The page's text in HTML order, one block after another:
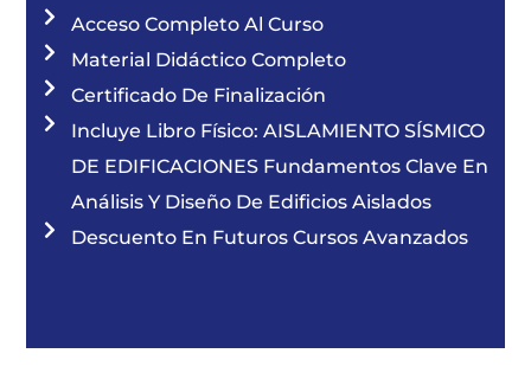
Acceso Completo Al Curso
Material Didáctico Completo
Certificado De Finalización
Incluye Libro Físico: AISLAMIENTO SÍSMICO
DE EDIFICACIONES Fundamentos Clave En
Análisis Y Diseño De Edificios Aislados
Descuento En Futuros Cursos Avanzados